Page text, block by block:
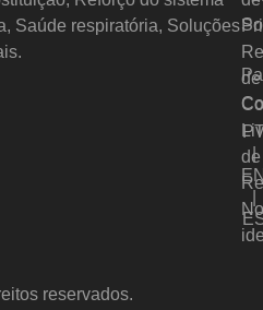
Saúde respiratória, Soluções
|
de
de
reservados.